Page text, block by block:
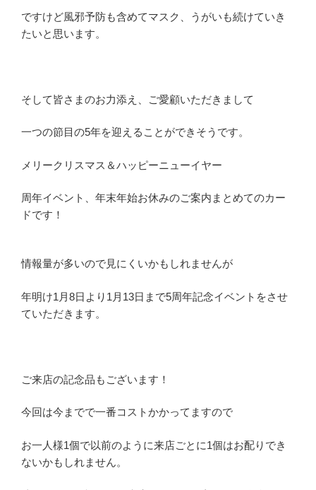
ですけど風邪予防も含めてマスク、うがいも続けていき
たいと思います。
そして皆さまのお力添え、ご愛顧いただきまして
一つの節目の5年を迎えることができそうです。
メリークリスマス＆ハッピーニューイヤー
周年イベント、年末年始お休みのご案内まとめてのカー
ドです！
情報量が多いので見にくいかもしれませんが
年明け1月8日より1月13日まで5周年記念イベントをさせ
ていただきます。
ご来店の記念品もございます！
今回は今までで一番コストかかってますので
お一人様1個で以前のように来店ごとに1個はお配りでき
ないかもしれません。